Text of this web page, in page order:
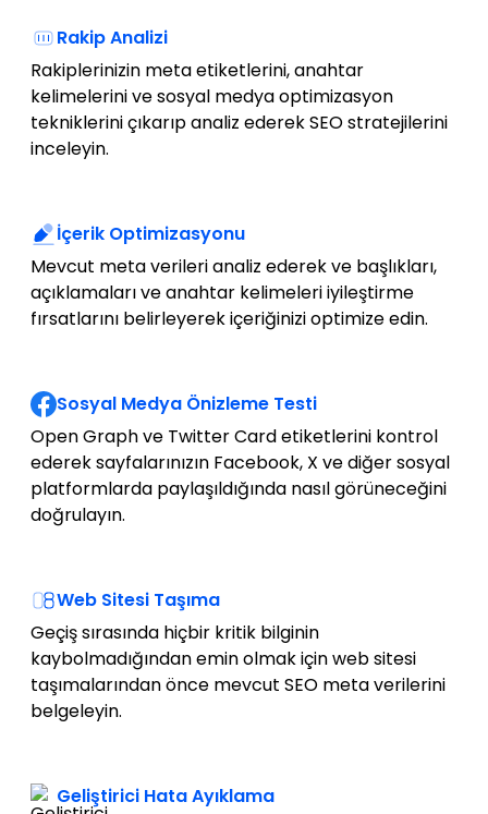
Rakip Analizi
Rakiplerinizin meta etiketlerini, anahtar
kelimelerini ve sosyal medya optimizasyon
tekniklerini çıkarıp analiz ederek SEO stratejilerini
inceleyin.
İçerik Optimizasyonu
Mevcut meta verileri analiz ederek ve başlıkları,
açıklamaları ve anahtar kelimeleri iyileştirme
fırsatlarını belirleyerek içeriğinizi optimize edin.
Sosyal Medya Önizleme Testi
Open Graph ve Twitter Card etiketlerini kontrol
ederek sayfalarınızın Facebook, X ve diğer sosyal
platformlarda paylaşıldığında nasıl görüneceğini
doğrulayın.
Web Sitesi Taşıma
Geçiş sırasında hiçbir kritik bilginin
kaybolmadığından emin olmak için web sitesi
taşımalarından önce mevcut SEO meta verilerini
belgeleyin.
Geliştirici Hata Ayıklama